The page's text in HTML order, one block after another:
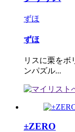
ずほ
ずほ
リスに栗をボ
ンパズル...
±ZERO